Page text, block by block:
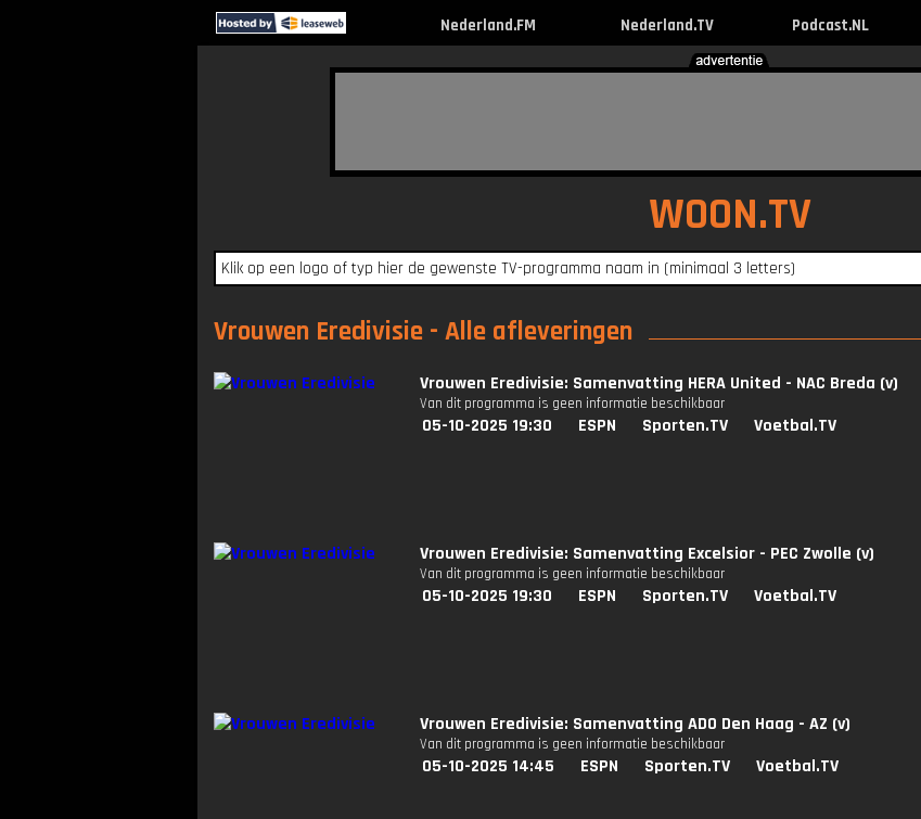
Nederland.FM Nederland.TV Podcast.NL
WOON.TV
Vrouwen Eredivisie - Alle afleveringen
Vrouwen Eredivisie: Samenvatting HERA United - NAC Breda (v)
Van dit programma is geen informatie beschikbaar
05-10-2025 19:30 ESPN Sporten.TV Voetbal.TV
Vrouwen Eredivisie: Samenvatting Excelsior - PEC Zwolle (v)
Van dit programma is geen informatie beschikbaar
05-10-2025 19:30 ESPN Sporten.TV Voetbal.TV
Vrouwen Eredivisie: Samenvatting ADO Den Haag - AZ (v)
Van dit programma is geen informatie beschikbaar
05-10-2025 14:45 ESPN Sporten.TV Voetbal.TV